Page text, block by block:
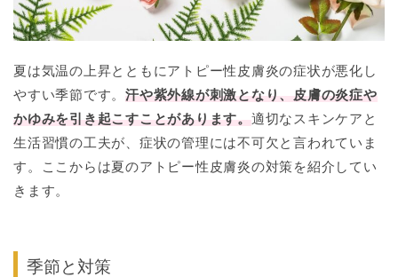
夏は気温の上昇とともにアトピー性皮膚炎の症状が悪化し
やすい季節です。汗や紫外線が刺激となり、皮膚の炎症や
かゆみを引き起こすことがあります。 適切なスキンケアと
生活習慣の工夫が、症状の管理には不可欠と言われていま
す。ここからは夏のアトピー性皮膚炎の対策を紹介してい
きます。
季節と対策